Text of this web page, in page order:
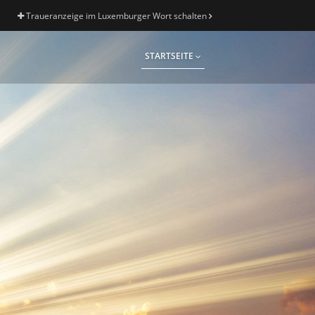
Traueranzeige im Luxemburger Wort schalten
STARTSEITE